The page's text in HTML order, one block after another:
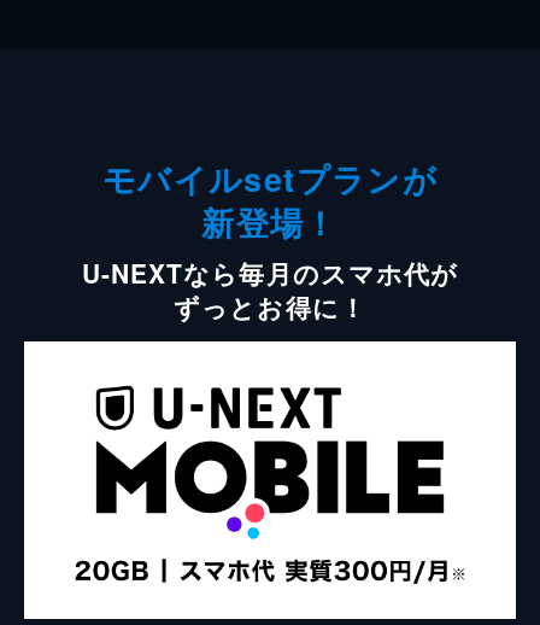
モバイルsetプランが
新登場！
U-NEXTなら毎月のスマホ代が
ずっとお得に！